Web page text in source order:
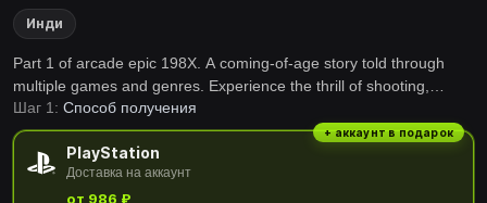
Инди
Part 1 of arcade epic 198X. A coming-of-age story told through
multiple games and genres. Experience the thrill of shooting,
driving, jumping, fighting and role-playing in 5 full-blown arcade
stages – combined with cinematic pixel-art storytelling.
Шаг 1: Способ получения
PlayStation
Доставка на аккаунт
от 986 ₽
+ аккаунт в подарок